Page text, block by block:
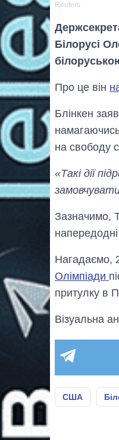
Reuters
Білорусі
Про це він
Блінкен
на свободу
«Такі дії
Зазначимо,
Нагадаємо,
Олімпіади
притулку в
Візуальна
США